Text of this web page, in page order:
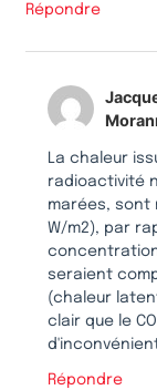
Répondre
La chaleur
radioactivité
marées, sont
W/m2), par
concentration
seraient
(chaleur
clair que le
Répondre